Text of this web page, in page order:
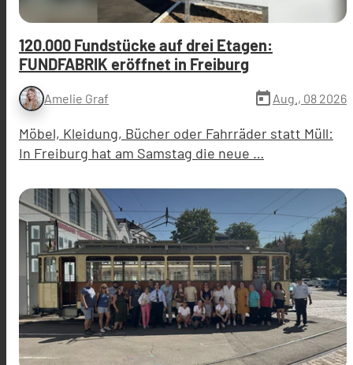
120.000 Fundstücke auf drei Etagen:
FUNDFABRIK eröffnet in Freiburg
Amelie Graf today Aug., 08 2026
Möbel, Kleidung, Bücher oder Fahrräder statt Müll:
In Freiburg hat am Samstag die neue …